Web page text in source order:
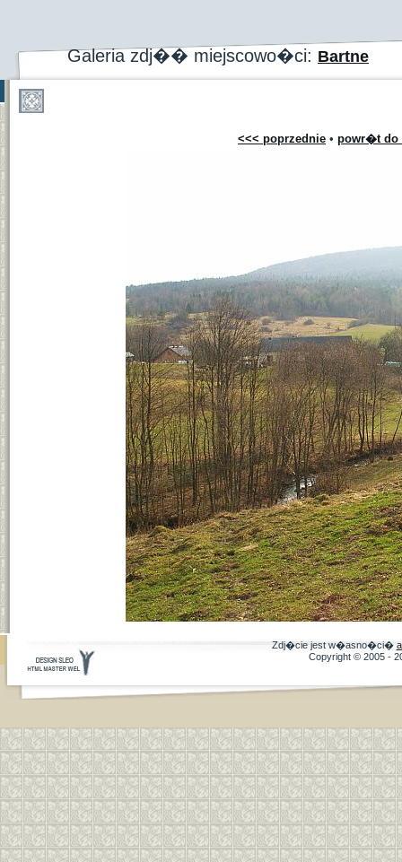
Galeria zdj�� miejscowo�ci: Bartne
<<< poprzednie • powr�t do
Zdj�cie jest w�asno�ci�
Copyright © 2005 -